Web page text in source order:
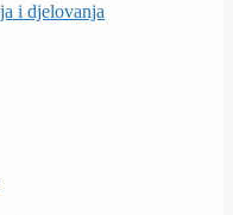
i djelovanja